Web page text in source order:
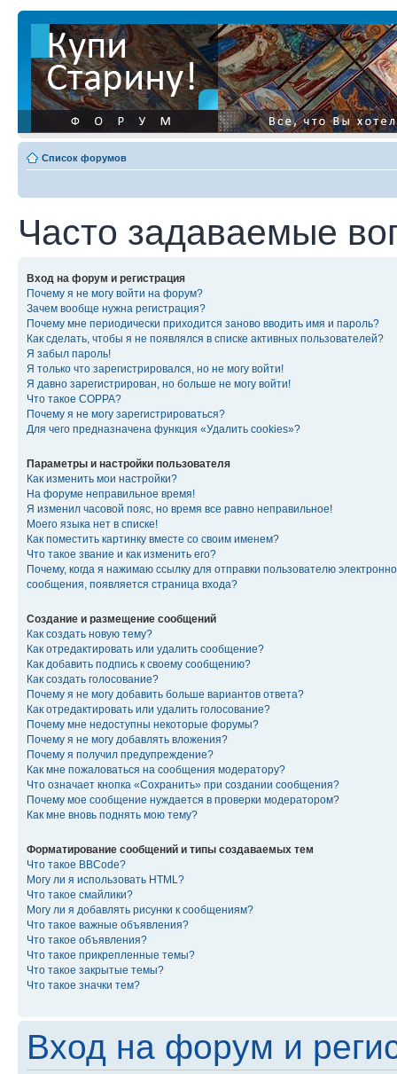
Список форумов
Часто задаваемые
Вход на форум и регистрация
Почему я не могу войти на форум?
Зачем вообще нужна регистрация?
Почему мне периодически приходится заново вводить имя и пароль?
Как сделать, чтобы я не появлялся в списке активных пользователей?
Я забыл пароль!
Я только что зарегистрировался, но не могу войти!
Я давно зарегистрирован, но больше не могу войти!
Что такое COPPA?
Почему я не могу зарегистрироваться?
Для чего предназначена функция «Удалить cookies»?
Параметры и настройки пользователя
Как изменить мои настройки?
На форуме неправильное время!
Я изменил часовой пояс, но время все равно неправильное!
Моего языка нет в списке!
Как поместить картинку вместе со своим именем?
Что такое звание и как изменить его?
Почему, когда я нажимаю ссылку для отправки пользователю
сообщения, появляется страница входа?
Создание и размещение сообщений
Как создать новую тему?
Как отредактировать или удалить сообщение?
Как добавить подпись к своему сообщению?
Как создать голосование?
Почему я не могу добавить больше вариантов ответа?
Как отредактировать или удалить голосование?
Почему мне недоступны некоторые форумы?
Почему я не могу добавлять вложения?
Почему я получил предупреждение?
Как мне пожаловаться на сообщения модератору?
Что означает кнопка «Сохранить» при создании сообщения?
Почему мое сообщение нуждается в проверки модератором?
Как мне вновь поднять мою тему?
Форматирование сообщений и типы создаваемых тем
Что такое BBCode?
Могу ли я использовать HTML?
Что такое смайлики?
Могу ли я добавлять рисунки к сообщениям?
Что такое важные объявления?
Что такое объявления?
Что такое прикрепленные темы?
Что такое закрытые темы?
Что такое значки тем?
Вход на форум и